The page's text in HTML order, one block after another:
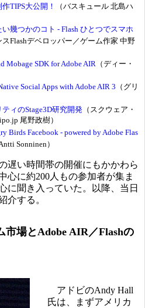
TIPS大公開！ （バスキュール 北島ハ
幾つかのコト - Flash ひとつでスマホ
スFlashデベロッパー／ゲーム作家 中野
Mobage SDK for Adobe AIR （ディー・
Social Apps with Adobe AIR 3 （グリ
ィのStage3D研究開発 （スクウェア・
尾野政樹）
Birds Facebook - powered by Adobe Flas
Sonninen）
遅い時間帯の開催にもかかわら
心に約200人もの参加者が集ま
に聞き入っていた。以降、当日
介する。
市場とAdobe AIR／Flashの
アドビのAndy Hall
氏は、まずアメリカ